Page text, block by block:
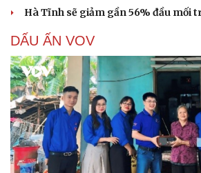
Hà Tĩnh sẽ giảm gần 56% đầu mối
DẤU ẤN VOV